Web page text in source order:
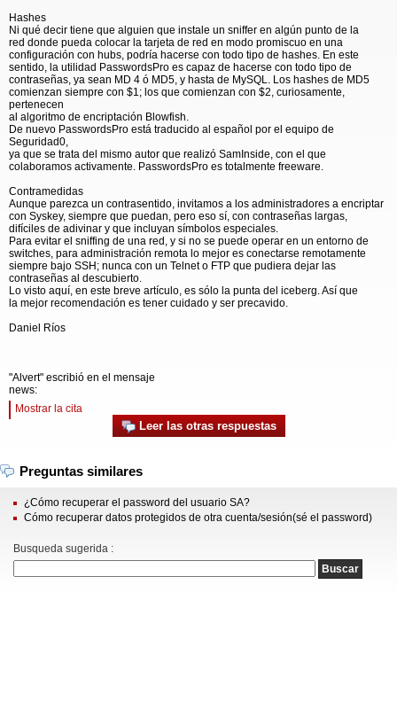
Hashes
Ni qué decir tiene que alguien que instale un sniffer en algún punto de la
red donde pueda colocar la tarjeta de red en modo promiscuo en una
configuración con hubs, podría hacerse con todo tipo de hashes. En este
sentido, la utilidad PasswordsPro es capaz de hacerse con todo tipo de
contraseñas, ya sean MD 4 ó MD5, y hasta de MySQL. Los hashes de MD5
comienzan siempre con $1; los que comienzan con $2, curiosamente,
pertenecen
al algoritmo de encriptación Blowfish.
De nuevo PasswordsPro está traducido al español por el equipo de
Seguridad0,
ya que se trata del mismo autor que realizó SamInside, con el que
colaboramos activamente. PasswordsPro es totalmente freeware.
Contramedidas
Aunque parezca un contrasentido, invitamos a los administradores a encriptar
con Syskey, siempre que puedan, pero eso sí, con contraseñas largas,
difíciles de adivinar y que incluyan símbolos especiales.
Para evitar el sniffing de una red, y si no se puede operar en un entorno de
switches, para administración remota lo mejor es conectarse remotamente
siempre bajo SSH; nunca con un Telnet o FTP que pudiera dejar las
contraseñas al descubierto.
Lo visto aquí, en este breve artículo, es sólo la punta del iceberg. Así que
la mejor recomendación es tener cuidado y ser precavido.
Daniel Ríos
"Alvert" escribió en el mensaje
news:
Mostrar la cita
Leer las otras respuestas
Preguntas similares
¿Cómo recuperar el password del usuario SA?
Cómo recuperar datos protegidos de otra cuenta/sesión(sé el password)
Busqueda sugerida :